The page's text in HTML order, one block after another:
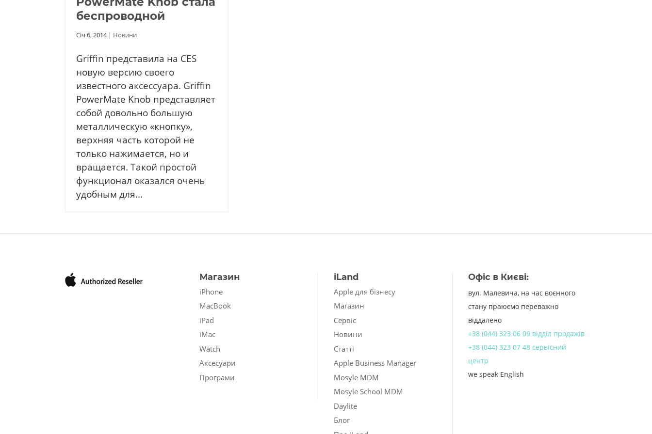
беспроводной
Січ 6, 2014| Новини
Griffin представила на CES
новую версию своего
известного аксессуара. Griffin
PowerMate Knob представляет
собой довольно большую
металлическую «кнопку»,
верхняя часть которой не
только нажимается, но и
вращается. Такой простой
функционал оказался очень
удобным для...
Магазин
iPhone
MacBook
iPad
iMac
Watch
Аксесуари
Програми
iLand
Apple для бізнесу
Магазин
Сервіс
Новини
Статті
Apple Business Manager
Mosyle MDM
Mosyle School MDM
Daylite
Блог
Офіс в Києві:
вул. Малевича, на час воєнного
стану праюємо переважно
віддалено
+38 (044) 323 06 09 відділ продажів
+38 (044) 323 07 48 сервісний
центр
we speak English